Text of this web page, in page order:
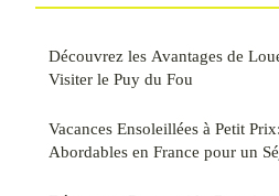
Découvrez les Avantages de
Visiter le Puy du Fou
Vacances Ensoleillées à Petit
Abordables en France pour un